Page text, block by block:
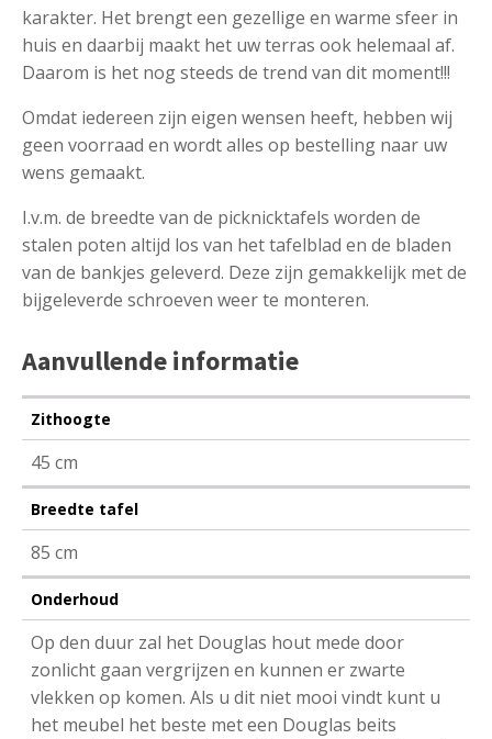
karakter. Het brengt een gezellige en warme sfeer in
huis en daarbij maakt het uw terras ook helemaal af.
Daarom is het nog steeds de trend van dit moment!!!
Omdat iedereen zijn eigen wensen heeft, hebben wij
geen voorraad en wordt alles op bestelling naar uw
wens gemaakt.
I.v.m. de breedte van de picknicktafels worden de
stalen poten altijd los van het tafelblad en de bladen
van de bankjes geleverd. Deze zijn gemakkelijk met de
bijgeleverde schroeven weer te monteren.
Aanvullende informatie
Zithoogte
45 cm
Breedte tafel
85 cm
Onderhoud
Op den duur zal het Douglas hout mede door
zonlicht gaan vergrijzen en kunnen er zwarte
vlekken op komen. Als u dit niet mooi vindt kunt u
het meubel het beste met een Douglas beits